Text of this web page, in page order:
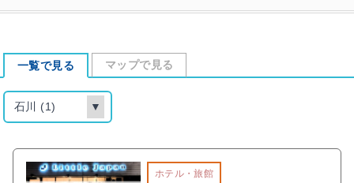
一覧で見る マップで見る
石川 (1) ▼
ホテル・旅館